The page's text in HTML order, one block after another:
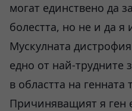
могат единствено да
болестта, но не и да я
Мускулната
едно от най-трудните
в областта на генната
Причиняващият я ген